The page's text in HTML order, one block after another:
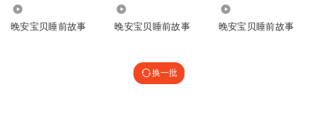
晚安宝贝睡前故事 晚安宝贝睡前故事 晚安宝贝睡前故事
换一批